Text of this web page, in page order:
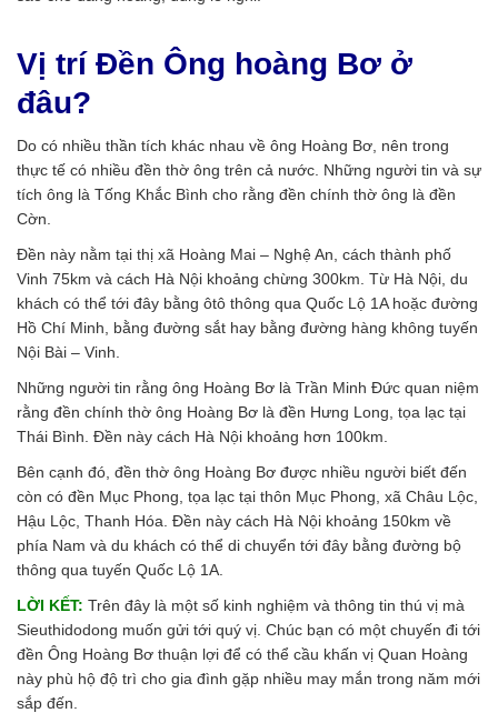
Vị trí Đền Ông hoàng Bơ ở
đâu?
Do có nhiều thần tích khác nhau về ông Hoàng Bơ, nên trong
thực tế có nhiều đền thờ ông trên cả nước. Những người tin và sự
tích ông là Tống Khắc Bình cho rằng đền chính thờ ông là đền
Cờn.
Đền này nằm tại thị xã Hoàng Mai – Nghệ An, cách thành phố
Vinh 75km và cách Hà Nội khoảng chừng 300km. Từ Hà Nội, du
khách có thể tới đây bằng ôtô thông qua Quốc Lộ 1A hoặc đường
Hồ Chí Minh, bằng đường sắt hay bằng đường hàng không tuyến
Nội Bài – Vinh.
Những người tin rằng ông Hoàng Bơ là Trần Minh Đức quan niệm
rằng đền chính thờ ông Hoàng Bơ là đền Hưng Long, tọa lạc tại
Thái Bình. Đền này cách Hà Nội khoảng hơn 100km.
Bên cạnh đó, đền thờ ông Hoàng Bơ được nhiều người biết đến
còn có đền Mục Phong, tọa lạc tại thôn Mục Phong, xã Châu Lộc,
Hậu Lộc, Thanh Hóa. Đền này cách Hà Nội khoảng 150km về
phía Nam và du khách có thể di chuyển tới đây bằng đường bộ
thông qua tuyến Quốc Lộ 1A.
LỜI KẾT: Trên đây là một số kinh nghiệm và thông tin thú vị mà
Sieuthidodong muốn gửi tới quý vị. Chúc bạn có một chuyến đi tới
đền Ông Hoàng Bơ thuận lợi để có thể cầu khấn vị Quan Hoàng
này phù hộ độ trì cho gia đình gặp nhiều may mắn trong năm mới
sắp đến.